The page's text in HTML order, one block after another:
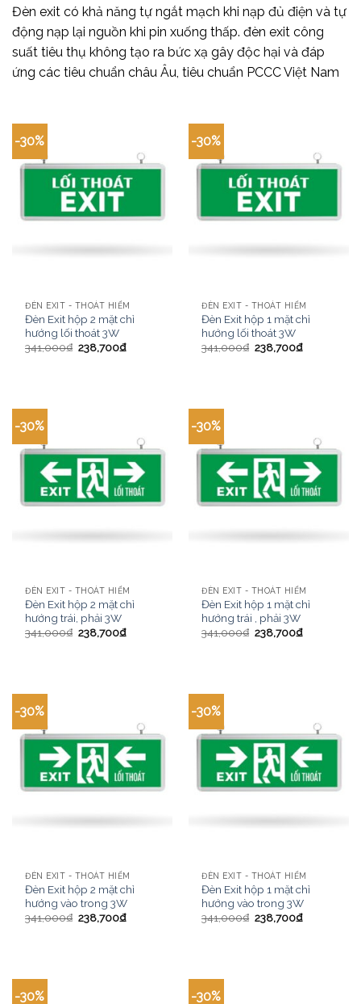
Đèn exit có khả năng tự ngắt mạch khi nạp đủ điện và tự
động nạp lại nguồn khi pin xuống thấp. đèn exit công
suất tiêu thụ không tạo ra bức xạ gây độc hại và đáp
ứng các tiêu chuẩn châu Âu, tiêu chuẩn PCCC Việt Nam
-30%
ĐÈN EXIT - THOÁT HIỂM
Đèn Exit hộp 2 mặt chỉ
hướng lối thoát 3W
341,000₫ 238,700₫
-30%
ĐÈN EXIT - THOÁT HIỂM
Đèn Exit hộp 1 mặt chỉ
hướng lối thoát 3W
341,000₫ 238,700₫
-30%
ĐÈN EXIT - THOÁT HIỂM
Đèn Exit hộp 2 mặt chỉ
hướng trái, phải 3W
341,000₫ 238,700₫
-30%
ĐÈN EXIT - THOÁT HIỂM
Đèn Exit hộp 1 mặt chỉ
hướng trái , phải 3W
341,000₫ 238,700₫
-30%
ĐÈN EXIT - THOÁT HIỂM
Đèn Exit hộp 2 mặt chỉ
hướng vào trong 3W
341,000₫ 238,700₫
-30%
ĐÈN EXIT - THOÁT HIỂM
Đèn Exit hộp 1 mặt chỉ
hướng vào trong 3W
341,000₫ 238,700₫
-30% -30%